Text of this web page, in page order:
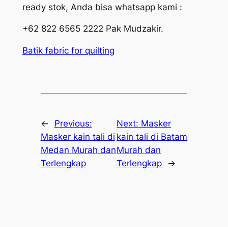
ready stok, Anda bisa whatsapp kami :
+62 822 6565 2222 Pak Mudzakir.
Batik fabric for quilting
←
Previous:
Masker kain tali di
Medan Murah dan
Terlengkap
Next: Masker
kain tali di Batam
Murah dan
Terlengkap
→